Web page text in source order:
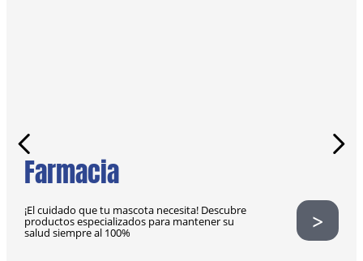
Farmacia
¡El cuidado que tu mascota necesita! Descubre
productos especializados para mantener su
salud siempre al 100% >